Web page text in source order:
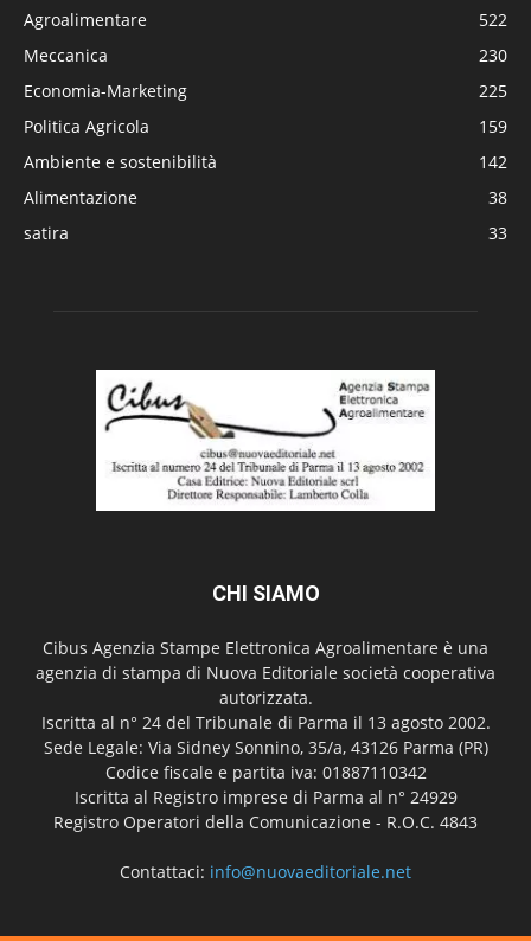
Agroalimentare
522
Meccanica
230
Economia-Marketing
225
Politica Agricola
159
Ambiente e sostenibilità
142
Alimentazione
38
satira
33
CHI SIAMO
Cibus Agenzia Stampe Elettronica Agroalimentare è una
agenzia di stampa di Nuova Editoriale società cooperativa
autorizzata.
Iscritta al n° 24 del Tribunale di Parma il 13 agosto 2002.
Sede Legale: Via Sidney Sonnino, 35/a, 43126 Parma (PR)
Codice fiscale e partita iva: 01887110342
Iscritta al Registro imprese di Parma al n° 24929
Registro Operatori della Comunicazione - R.O.C. 4843
Contattaci: info@nuovaeditoriale.net